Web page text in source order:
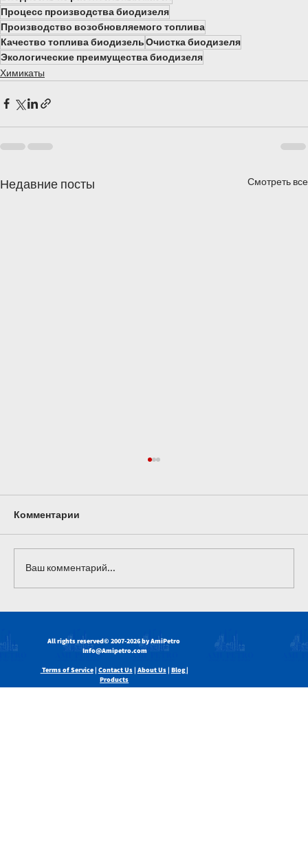
Процесс производства биодизеля
Производство возобновляемого топлива
Качество топлива биодизельОчистка биодизеля
Экологические преимущества биодизеля
Химикаты
Недавние посты Смотреть все
в промышленных системах
газоочистки
Комментарии
Ваш комментарий...
All rights reserved© 2007-2026 by AmiPetro
Info@Amipetro.com
Terms of Service| Contact Us| About Us| Blog |
Products